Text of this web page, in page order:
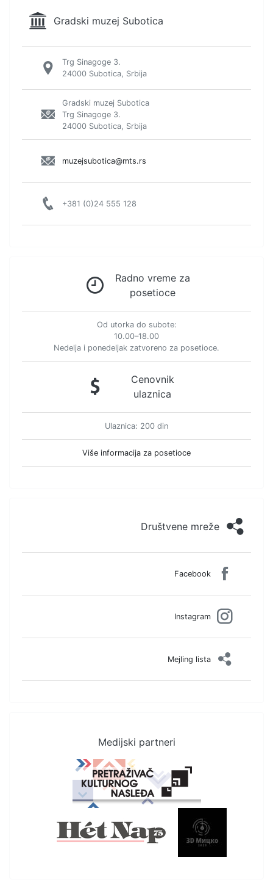
Gradski muzej Subotica
Trg Sinagoge 3.
24000 Subotica, Srbija
Gradski muzej Subotica
Trg Sinagoge 3.
24000 Subotica, Srbija
muzejsubotica@mts.rs
+381 (0)24 555 128
Radno vreme za
posetioce
Od utorka do subote:
10.00–18.00
Nedelja i ponedeljak zatvoreno za posetioce.
Cenovnik
ulaznica
Ulaznica: 200 din
Više informacija za posetioce
Društvene mreže
Facebook
Instagram
Mejling lista
Medijski partneri